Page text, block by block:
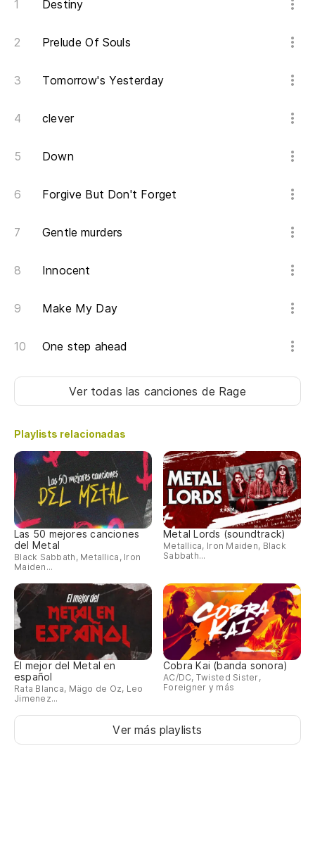
Destiny
Prelude Of Souls
Tomorrow's Yesterday
clever
Down
Forgive But Don't Forget
Gentle murders
Innocent
Make My Day
One step ahead
Ver todas las canciones de Rage
Playlists relacionadas
Las 50 mejores canciones
del Metal
Black Sabbath, Metallica, Iron
Maiden...
Metal Lords (soundtrack)
Metallica, Iron Maiden, Black
Sabbath...
El mejor del Metal en
español
Rata Blanca, Mägo de Oz, Leo
Jimenez...
Cobra Kai (banda sonora)
AC/DC, Twisted Sister,
Foreigner y más
Ver más playlists